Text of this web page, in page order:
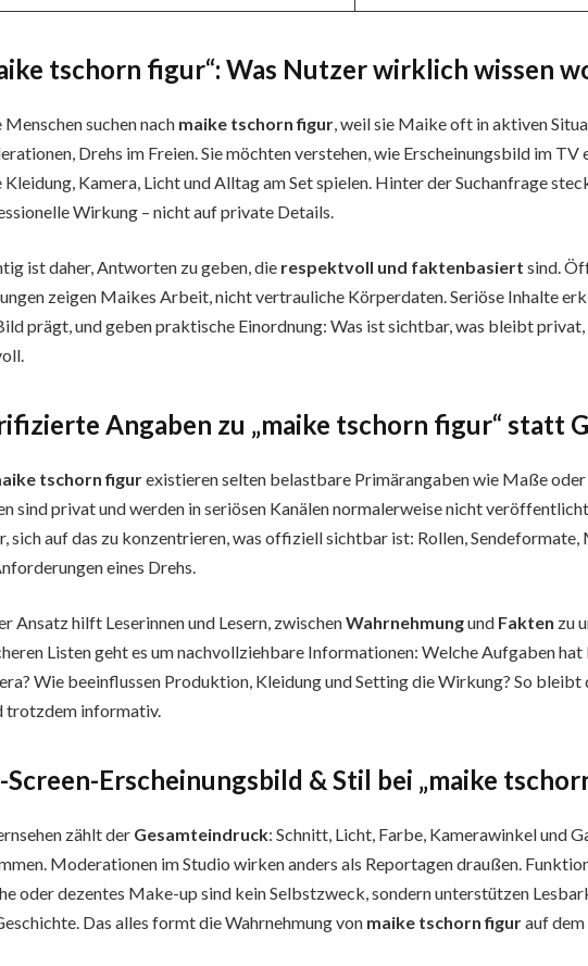
tschorn figur“: Was Nutzer wirklich wissen
Menschen suchen nach maike tschorn figur, weil sie Maike oft in aktiven
Drehs im Freien. Sie möchten verstehen, wie Erscheinungsbild im TV
Kleidung, Kamera, Licht und Alltag am Set spielen. Hinter der Suchanfrage
Wirkung – nicht auf private Details.
ist daher, Antworten zu geben, die respektvoll und faktenbasiert sind.
zeigen Maikes Arbeit, nicht vertrauliche Körperdaten. Seriöse Inhalte
prägt, und geben praktische Einordnung: Was ist sichtbar, was bleibt privat,
Angaben zu „maike tschorn figur“ statt
tschorn figurexistieren selten belastbare Primärangaben wie Maße
sind privat und werden in seriösen Kanälen normalerweise nicht
sich auf das zu konzentrieren, was offiziell sichtbar ist: Rollen,
eines Drehs.
Ansatz hilft Leserinnen und Lesern, zwischenWahrnehmungund Fakten zu
Listen geht es um nachvollziehbare Informationen: Welche Aufgaben hat
Wie beeinflussen Produktion, Kleidung und Setting die Wirkung? So
trotzdem informativ.
Screen-Erscheinungsbild & Stil bei „maike
zählt der Gesamteindruck: Schnitt, Licht, Farbe, Kamerawinkel und
Moderationen im Studio wirken anders als Reportagen draußen.
oder dezentes Make-up sind kein Selbstzweck, sondern unterstützen
Das alles formt die Wahrnehmung von maike tschorn figurauf